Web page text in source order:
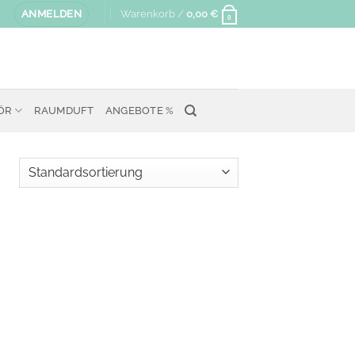
ANMELDEN Warenkorb / 0,00 € 0
RAUMDUFT ANGEBOTE %